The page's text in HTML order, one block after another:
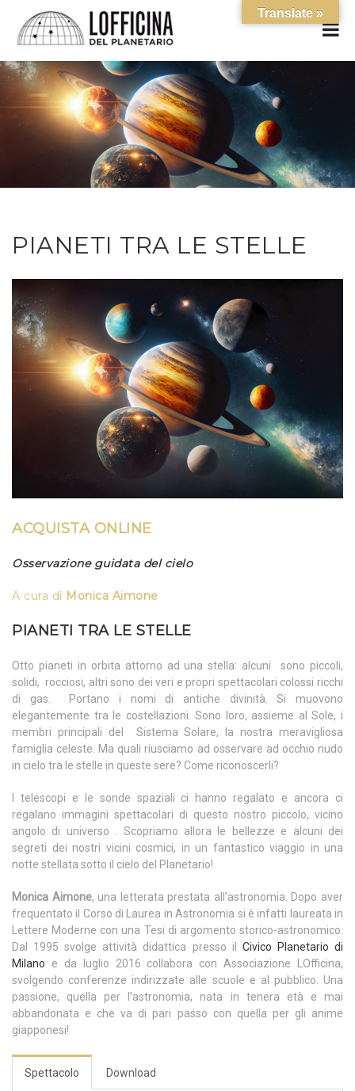
PIANETI TRA LE STELLE
ACQUISTA ONLINE
Osservazione guidata del cielo
A cura di Monica Aimone
PIANETI TRA LE STELLE
Otto pianeti in orbita attorno ad una stella: alcuni sono piccoli,
solidi, rocciosi, altri sono dei veri e propri spettacolari colossi ricchi
di gas. Portano i nomi di antiche divinità. Si muovono
elegantemente tra le costellazioni. Sono loro, assieme al Sole, i
membri principali del Sistema Solare, la nostra meravigliosa
famiglia celeste. Ma quali riusciamo ad osservare ad occhio nudo
in cielo tra le stelle in queste sere? Come riconoscerli?
I telescopi e le sonde spaziali ci hanno regalato e ancora ci
regalano immagini spettacolari di questo nostro piccolo, vicino
angolo di universo . Scopriamo allora le bellezze e alcuni dei
segreti dei nostri vicini cosmici, in un fantastico viaggio in una
notte stellata sotto il cielo del Planetario!
Monica Aimone, una letterata prestata all’astronomia. Dopo aver
frequentato il Corso di Laurea in Astronomia si è infatti laureata in
Lettere Moderne con una Tesi di argomento storico-astronomico.
Dal 1995 svolge attività didattica presso il
Civico Planetario di
Milano
e da luglio 2016 collabora con Associazione LOfficina,
svolgendo conferenze indirizzate alle scuole e al pubblico. Una
passione, quella per l’astronomia, nata in tenera età e mai
abbandonata e che va di pari passo con quella per gli anime
giapponesi!
Spettacolo Download
Translate »